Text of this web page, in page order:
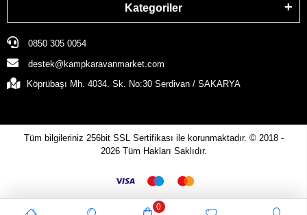
Kategoriler
0850 305 0054
destek@kampkaravanmarket.com
Köprübaşı Mh. 4034. Sk. No:30 Serdivan / SAKARYA
Tüm bilgileriniz 256bit SSL Sertifikası ile korunmaktadır. © 2018 -
2026 Tüm Hakları Saklıdır.
0